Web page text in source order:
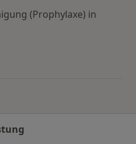
(Prophylaxe) in